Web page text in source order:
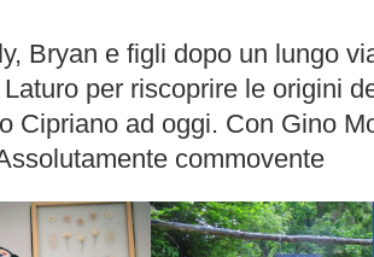
Bryan e figli dopo un lungo
per riscoprire le origini
Cipriano ad oggi. Con Gino
commovente